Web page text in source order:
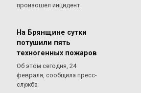
произошел инцидент
На Брянщине сутки
потушили пять
техногенных пожаров
Об этом сегодня, 24
февраля, сообщила пресс-
служба